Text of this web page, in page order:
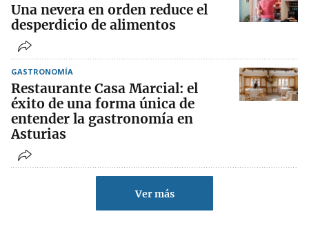
Una nevera en orden reduce el
desperdicio de alimentos
GASTRONOMÍA
Restaurante Casa Marcial: el
éxito de una forma única de
entender la gastronomía en
Asturias
Ver más